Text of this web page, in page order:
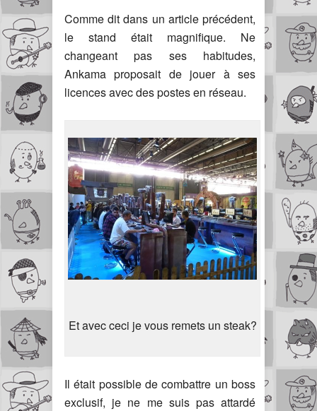
Comme dit dans un article précédent,
le stand était magnifique. Ne
changeant pas ses habitudes,
Ankama proposait de jouer à ses
licences avec des postes en réseau.
Et avec ceci je vous remets un steak?
Il était possible de combattre un boss
exclusif, je ne me suis pas attardé